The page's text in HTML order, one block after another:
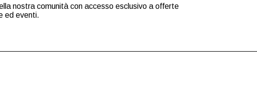
nostra comunità con accesso esclusivo a offerte
ed eventi.